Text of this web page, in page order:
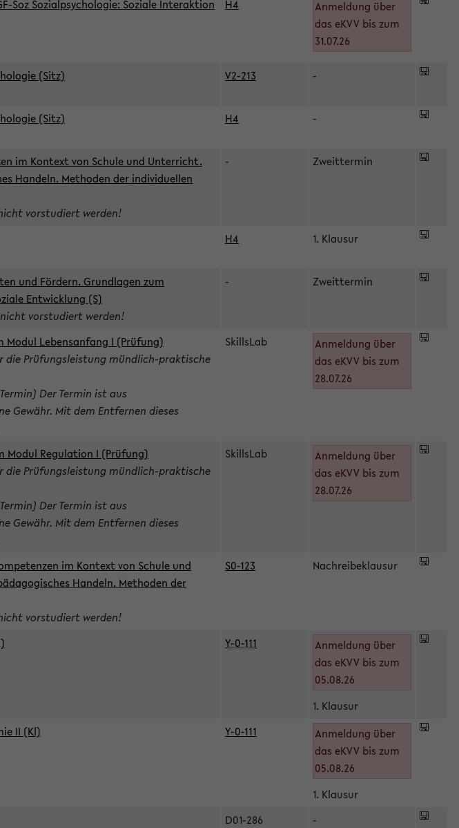
Soz Sozialpsychologie: Soziale Interaktion
H4
Anmeldung über
das eKVV bis zum
31.07.26
(Sitz) V2-213 -
(Sitz) H4 -
im Kontext von Schule und Unterricht.
Handeln. Methoden der individuellen
vorstudiert werden!
- Zweittermin
H4 1. Klausur
und Fördern. Grundlagen zum
Entwicklung (S)
nicht vorstudiert werden!
- Zweittermin
Modul Lebensanfang I (Prüfung)
die Prüfungsleistung mündlich-praktische
Der Termin ist aus
Gewähr. Mit dem Entfernen dieses
SkillsLab
Anmeldung über
das eKVV bis zum
28.07.26
Modul Regulation I (Prüfung)
die Prüfungsleistung mündlich-praktische
Der Termin ist aus
Gewähr. Mit dem Entfernen dieses
SkillsLab
Anmeldung über
das eKVV bis zum
28.07.26
im Kontext von Schule und
Handeln. Methoden der
vorstudiert werden!
S0-123 Nachreibeklausur
Y-0-111
Anmeldung über
das eKVV bis zum
05.08.26
1. Klausur
II (Kl) Y-0-111
Anmeldung über
das eKVV bis zum
05.08.26
1. Klausur
D01-286 -